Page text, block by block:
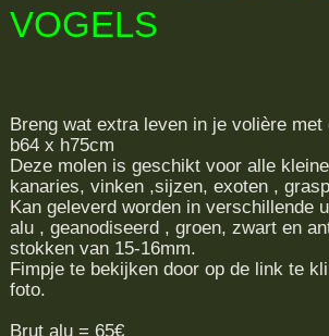
VOGELS
Breng wat extra leven in je volière met
b64 x h75cm
Deze molen is geschikt voor alle
kanaries, vinken ,sijzen, exoten ,
Kan geleverd worden in verschillende
alu , geanodiseerd , groen, zwart en
stokken van 15-16mm.
Fimpje te bekijken door op de link te
foto.
Brut alu = 65€